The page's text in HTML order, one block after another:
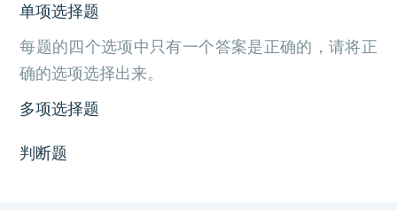
单项选择题
每题的四个选项中只有一个答案是正确的，请将正
确的选项选择出来。
多项选择题
判断题